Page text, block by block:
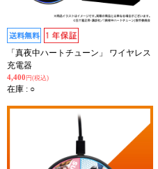
「真夜中ハートチューン」 ワイヤレス
充電器
4,400 円(税込)
在庫 : ○